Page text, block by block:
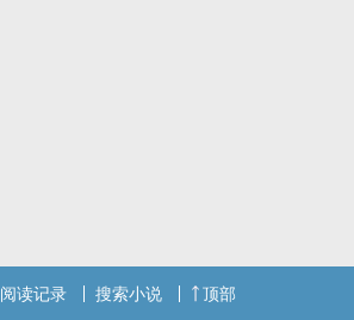
阅读记录 搜索小说 顶部